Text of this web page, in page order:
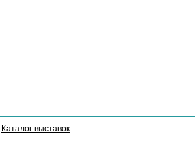
Каталог выставок.